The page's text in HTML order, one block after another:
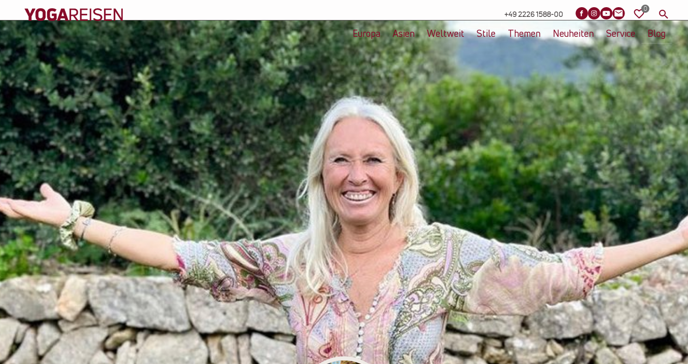
+49 2226 1588-00
Europa Asien Weltweit Stile Themen Neuheiten Service Blog